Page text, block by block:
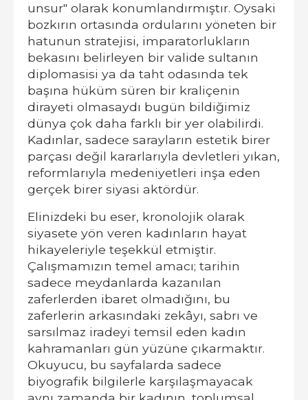
unsur" olarak konumlandırmıştır. Oysaki
bozkırın ortasında ordularını yöneten bir
hatunun stratejisi, imparatorlukların
bekasını belirleyen bir valide sultanın
diplomasisi ya da taht odasında tek
başına hüküm süren bir kraliçenin
dirayeti olmasaydı bugün bildiğimiz
dünya çok daha farklı bir yer olabilirdi.
Kadınlar, sadece sarayların estetik birer
parçası değil kararlarıyla devletleri yıkan,
reformlarıyla medeniyetleri inşa eden
gerçek birer siyasi aktördür.
Elinizdeki bu eser, kronolojik olarak
siyasete yön veren kadınların hayat
hikayeleriyle teşekkül etmiştir.
Çalışmamızın temel amacı; tarihin
sadece meydanlarda kazanılan
zaferlerden ibaret olmadığını, bu
zaferlerin arkasındaki zekâyı, sabrı ve
sarsılmaz iradeyi temsil eden kadın
kahramanları gün yüzüne çıkarmaktır.
Okuyucu, bu sayfalarda sadece
biyografik bilgilerle karşılaşmayacak